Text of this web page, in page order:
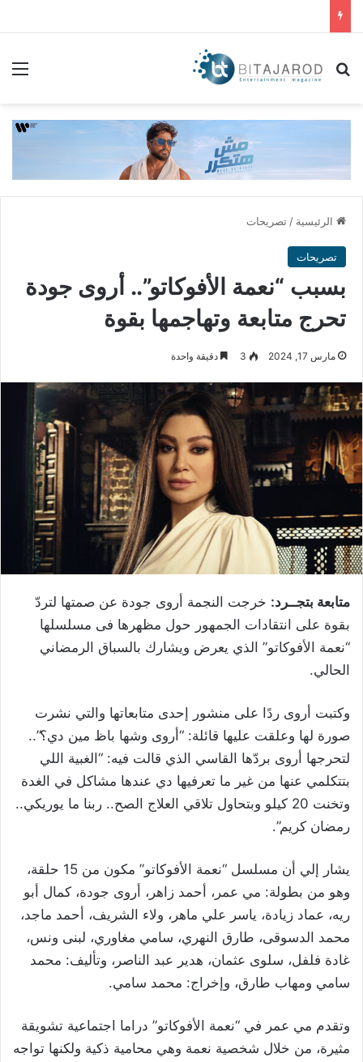
بحث عن
الرئيسية / تصريحات
تصريحات
بسبب “نعمة الأفوكاتو”.. أروى جودة
تحرج متابعة وتهاجمها بقوة
مارس 17, 2024 3 دقيقة واحدة
متابعة بتجــرد: خرجت النجمة أروى جودة عن صمتها لتردّ
بقوة على انتقادات الجمهور حول مظهرها فى مسلسلها
“نعمة الأفوكاتو” الذي يعرض ويشارك بالسباق الرمضاني
الحالي.
وكتبت أروى ردًا على منشور إحدى متابعاتها والتي نشرت
صورة لها وعلقت عليها قائلة: “أروى وشها باظ مين دي؟”..
لتحرجها أروى بردّها القاسي الذي قالت فيه: “الغبية اللي
بتتكلمي عنها من غير ما تعرفيها دي عندها مشاكل في الغدة
وتخنت 20 كيلو وبتحاول تلاقي العلاج الصح.. ربنا ما يوريكي..
رمضان كريم”.
يشار إلي أن مسلسل “نعمة الأفوكاتو” مكون من 15 حلقة،
وهو من بطولة: مي عمر، أحمد زاهر، أروى جودة، كمال أبو
ريه، عماد زيادة، ياسر علي ماهر، ولاء الشريف، أحمد ماجد،
محمد الدسوقى، طارق النهري، سامي مغاوري، لبنى ونس،
غادة فلفل، سلوى عثمان، هدير عبد الناصر، وتأليف: محمد
سامي ومهاب طارق، وإخراج: محمد سامي.
وتقدم مي عمر في “نعمة الأفوكاتو” دراما اجتماعية تشويقة
مثيرة، من خلال شخصية نعمة وهي محامية ذكية ولكنها تواجه